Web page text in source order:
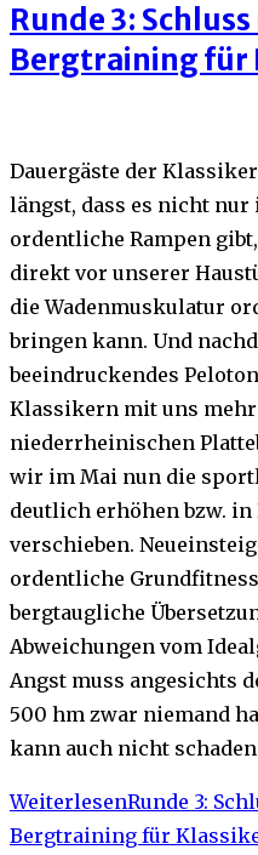
Runde 3:
Bergtraining für
Dauergäste der
längst, dass es nicht
ordentliche Rampen
direkt vor unserer
die Wadenmuskulatur
bringen kann. Und
beeindruckendes
Klassikern mit uns
niederrheinischen
wir im Mai nun die
deutlich erhöhen bzw.
verschieben.
ordentliche
bergtaugliche
Abweichungen vom
Angst muss angesichts
500 hm zwar niemand
kann auch nicht
WeiterlesenRunde 3:
Bergtraining für